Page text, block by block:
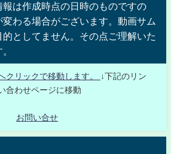
報は作成時点の日時のものですの
わる場合がございます。動画サム
としてません。その点ご理解いた
クリックで移動します。
↓下記のリン
合わせページに移動
お問い合せ